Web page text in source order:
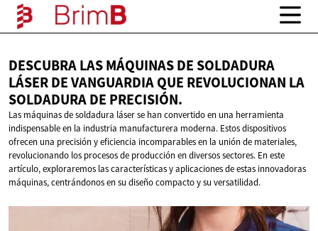
DESCUBRA LAS MÁQUINAS DE SOLDADURA
LÁSER DE VANGUARDIA QUE REVOLUCIONAN LA
SOLDADURADE PRECISIÓN.
Las máquinas de soldadura láser se han convertido en una herramienta
indispensable en la industria manufacturera moderna. Estos dispositivos
ofrecen una precisión y eficiencia incomparables en la unión de materiales,
revolucionando los procesos de producción en diversos sectores. En este
artículo, exploraremos las características y aplicaciones de estas innovadoras
máquinas, centrándonos en su diseño compacto y su versatilidad.